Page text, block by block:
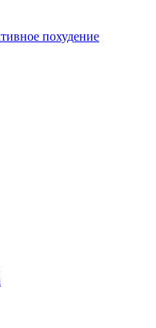
похудение